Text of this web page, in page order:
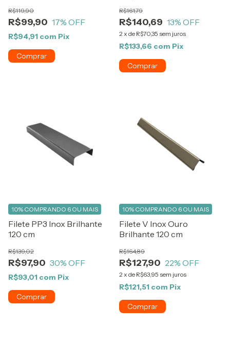
R$99,90
R$119,90
17% OFF
R$94,91 com Pix
R$140,69
R$161,79
13% OFF
2 x de R$70,35 sem juros
R$133,66 com Pix
Filete PP3 Inox Brilhante
120 cm
R$97,90
R$139,02
30% OFF
10% COMPRANDO 6 OU MAIS
R$93,01 com Pix
Filete V Inox Ouro
Brilhante 120 cm
R$127,90
R$164,89
22% OFF
2 x de R$63,95 sem juros
10% COMPRANDO 6 OU MAIS
R$121,51 com Pix